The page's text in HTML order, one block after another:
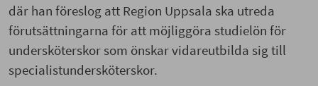
där han föreslog att Region Uppsala ska utreda
förutsättningarna för att möjliggöra studielön för
undersköterskor som önskar vidareutbilda sig till
specialistundersköterskor.